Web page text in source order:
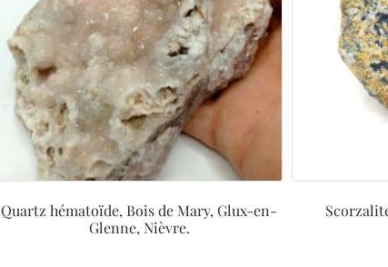
Quartz hématoïde, Bois de Mary, Glux-en-
Glenne, Nièvre.